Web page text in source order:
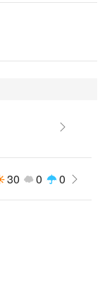
30 0 0